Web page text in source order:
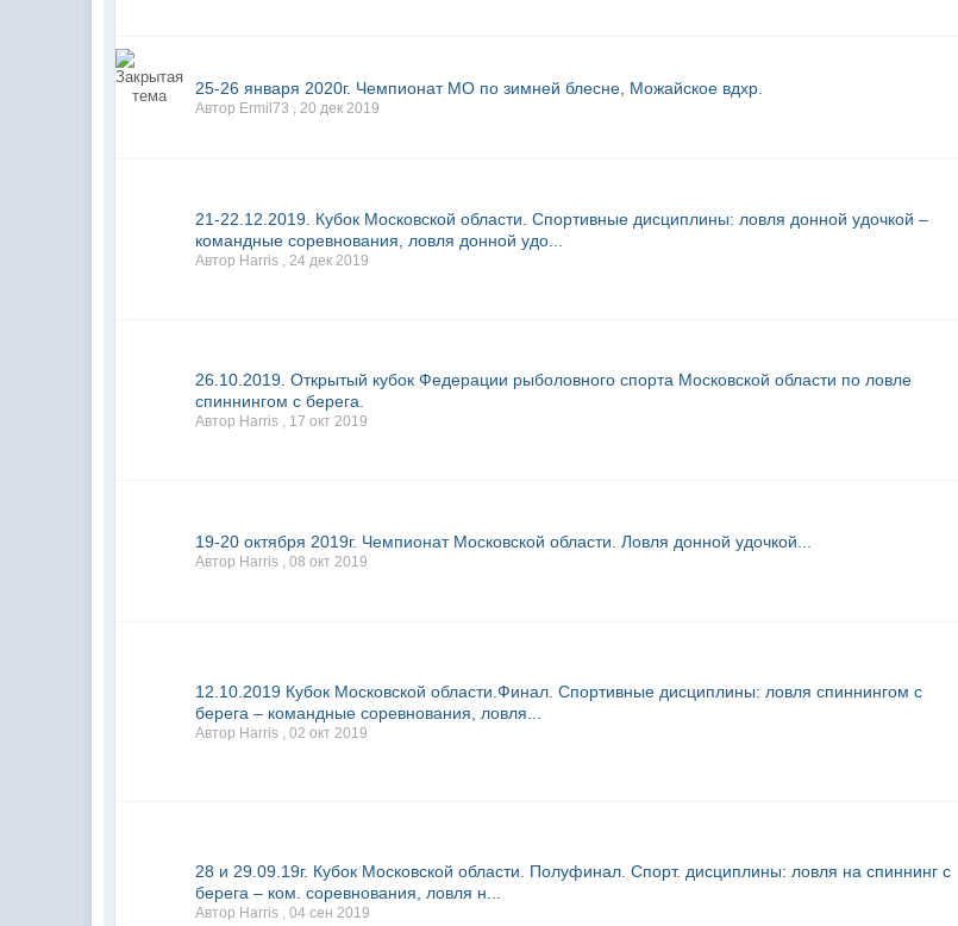
25-26 января 2020г. Чемпионат МО по зимней блесне, Можайское вдхр.
Автор Ermil73 ,20 дек 2019
21-22.12.2019. Кубок Московской области. Спортивные дисциплины: ловля донной удочкой –
командные соревнования, ловля донной удо...
Автор Harris ,24 дек 2019
26.10.2019. Открытый кубок Федерации рыболовного спорта Московской области по ловле
спиннингом с берега.
Автор Harris , 17 окт 2019
19-20 октября 2019г. Чемпионат Московской области. Ловля донной удочкой...
Автор Harris ,08 окт 2019
12.10.2019 Кубок Московской области.Финал. Спортивные дисциплины: ловля спиннингом с
берега – командные соревнования, ловля...
Автор Harris ,02 окт 2019
28 и 29.09.19г. Кубок Московской области. Полуфинал. Спорт. дисциплины: ловля на спиннинг с
берега – ком. соревнования, ловля н...
Автор Harris ,04 сен 2019